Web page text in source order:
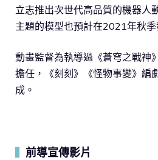
立志推出次世代高品質的機器人
主題的模型也預計在2021年秋季
動畫監督為執導過《蒼穹之戰神
擔任，《刻刻》《怪物事變》編
成。
前導宣傳影片